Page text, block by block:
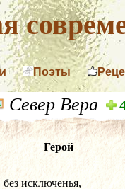
Поэты
Север Вера
Герой
без исключенья,